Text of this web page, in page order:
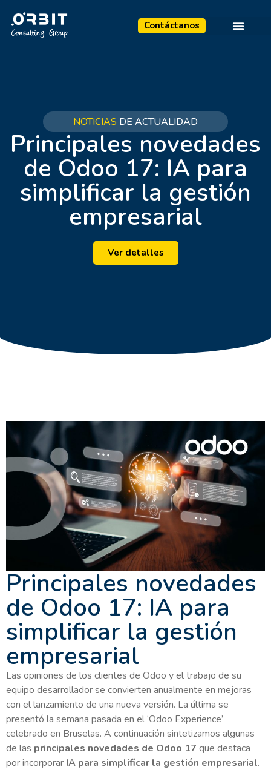
Contáctanos
NOTICIAS DE ACTUALIDAD
Principales novedades
de Odoo 17: IA para
simplificar la gestión
empresarial
Ver detalles
Principales novedades
de Odoo 17: IA para
simplificar la gestión
empresarial
Las opiniones de los clientes de Odoo y el trabajo de su
equipo desarrollador se convierten anualmente en mejoras
con el lanzamiento de una nueva versión. La última se
presentó la semana pasada en el ‘Odoo Experience’
celebrado en Bruselas. A continuación sintetizamos algunas
de las principales novedades de Odoo 17 que destaca
por incorporar IA para simplificar la gestión empresarial.